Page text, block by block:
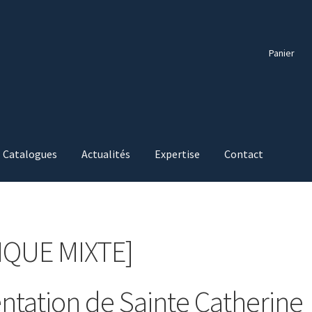
Panier
Catalogues Actualités Expertise Contact
MIXTE]
de Sainte Catherine